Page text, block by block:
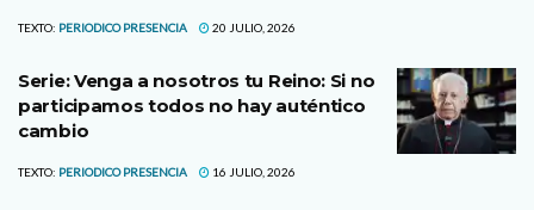
TEXTO: PERIODICO PRESENCIA 20 JULIO, 2026
Serie: Venga a nosotros tu Reino: Si no
participamos todos no hay auténtico
cambio
TEXTO: PERIODICO PRESENCIA 16 JULIO, 2026